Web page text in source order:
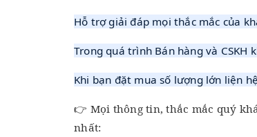
Hỗ trợ giải đáp mọi thắc mắc của
Trong quá trình Bán hàng và
Khi bạn đặt mua số lượng lớn liện
👉 Mọi thông tin, thắc mắc quý
nhất: